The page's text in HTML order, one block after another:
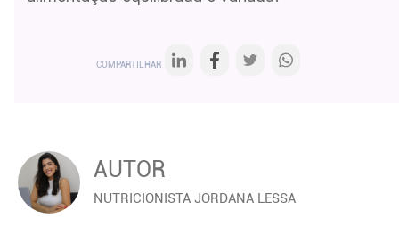
COMPARTILHAR
AUTOR
NUTRICIONISTA JORDANA LESSA